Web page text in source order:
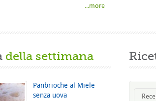
...more
della settimana
Panbrioche al Miele
senza uova